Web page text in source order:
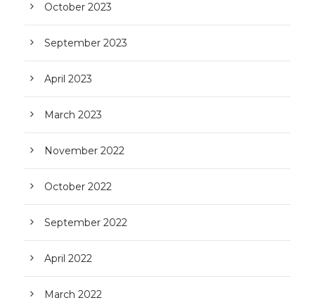
October 2023
September 2023
April 2023
March 2023
November 2022
October 2022
September 2022
April 2022
March 2022